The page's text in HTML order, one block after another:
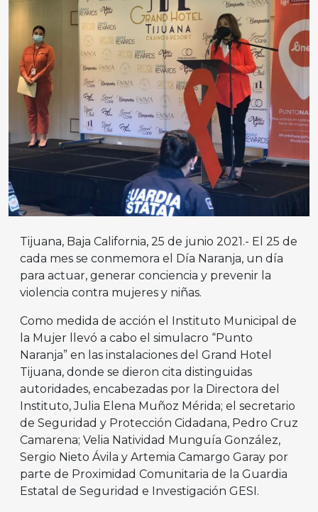
Tijuana, Baja California, 25 de junio 2021.- El 25 de
cada mes se conmemora el Día Naranja, un día
para actuar, generar conciencia y prevenir la
violencia contra mujeres y niñas.
Como medida de acción el Instituto Municipal de
la Mujer llevó a cabo el simulacro “Punto
Naranja” en las instalaciones del Grand Hotel
Tijuana, donde se dieron cita distinguidas
autoridades, encabezadas por la Directora del
Instituto, Julia Elena Muñoz Mérida; el secretario
de Seguridad y Protección Cidadana, Pedro Cruz
Camarena; Velia Natividad Munguía González,
Sergio Nieto Ávila y Artemia Camargo Garay por
parte de Proximidad Comunitaria de la Guardia
Estatal de Seguridad e Investigación GESI.